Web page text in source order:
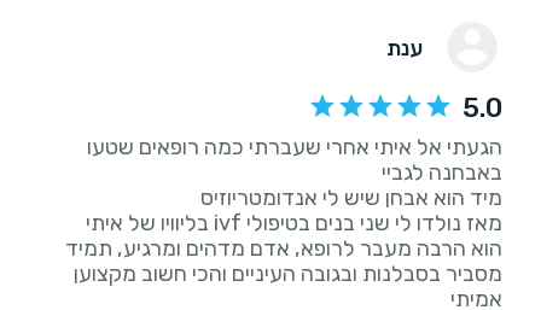
ענת
5.0
הגעתי אל איתי אחרי שעברתי כמה רופאים שטעו
הוא הרבה מעבר לרופא, אדם מדהים ומרגיע, תמיד
מסביר בסבלנות ובגובה העיניים והכי חשוב מקצוען